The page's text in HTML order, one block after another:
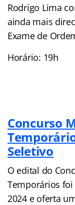
Rodrigo Lima
ainda mais
Exame de
Horário: 19h
Concurso
Seletivo
O edital do
Temporários
2024 e oferta